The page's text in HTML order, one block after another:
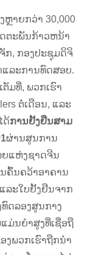
ຫຼາຍກວ່າ 30,000
ຕະພັນກ້າວຫນ້າ
ກ, ກອງປະຊຸມດິຈິ
ລະການທົດສອບ.
ມທີ່, ພວກເຮົາ
ຕໍ່ເດືອນ, ແລະ
ດ້ການຢັ້ງຢືນສາມ
ຜ່ານສູນການ
ຍແຫ່ງຊາດຈີນ
ນຄົ້ນຄວ້າອາຄານ
ລະໃບຢັ້ງຢືນຈາກ
ດລອງສູນກາງ
ມ່ນຍໍາສູງທີ່ເຊື່ອຖື
ງພວກເຮົາຖືກນໍາ